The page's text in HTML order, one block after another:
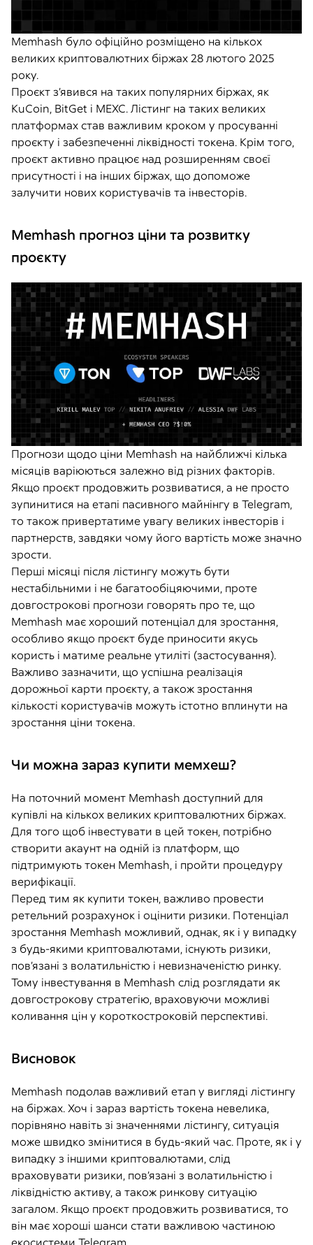
Memhash було офіційно розміщено на кількох
великих криптовалютних біржах 28 лютого 2025
року.
Проєкт з’явився на таких популярних біржах, як
KuCoin, BitGet і MEXC. Лістинг на таких великих
платформах став важливим кроком у просуванні
проєкту і забезпеченні ліквідності токена. Крім того,
проєкт активно працює над розширенням своєї
присутності і на інших біржах, що допоможе
залучити нових користувачів та інвесторів.
Memhash прогноз ціни та розвитку
проєкту
Прогнози щодо ціни Memhash на найближчі кілька
місяців варіюються залежно від різних факторів.
Якщо проєкт продовжить розвиватися, а не просто
зупинитися на етапі пасивного майнінгу в Telegram,
то також привертатиме увагу великих інвесторів і
партнерств, завдяки чому його вартість може значно
зрости.
Перші місяці після лістингу можуть бути
нестабільними і не багатообіцяючими, проте
довгострокові прогнози говорять про те, що
Memhash має хороший потенціал для зростання,
особливо якщо проєкт буде приносити якусь
користь і матиме реальне утиліті (застосування).
Важливо зазначити, що успішна реалізація
дорожньої карти проєкту, а також зростання
кількості користувачів можуть істотно вплинути на
зростання ціни токена.
Чи можна зараз купити мемхеш?
На поточний момент Memhash доступний для
купівлі на кількох великих криптовалютних біржах.
Для того щоб інвестувати в цей токен, потрібно
створити акаунт на одній із платформ, що
підтримують токен Memhash, і пройти процедуру
верифікації.
Перед тим як купити токен, важливо провести
ретельний розрахунок і оцінити ризики. Потенціал
зростання Memhash можливий, однак, як і у випадку
з будь-якими криптовалютами, існують ризики,
пов’язані з волатильністю і невизначеністю ринку.
Тому інвестування в Memhash слід розглядати як
довгострокову стратегію, враховуючи можливі
коливання цін у короткостроковій перспективі.
Висновок
Memhash подолав важливий етап у вигляді лістингу
на біржах. Хоч і зараз вартість токена невелика,
порівняно навіть зі значеннями лістингу, ситуація
може швидко змінитися в будь-який час. Проте, як і у
випадку з іншими криптовалютами, слід
враховувати ризики, пов’язані з волатильністю і
ліквідністю активу, а також ринкову ситуацію
загалом. Якщо проєкт продовжить розвиватися, то
він має хороші шанси стати важливою частиною